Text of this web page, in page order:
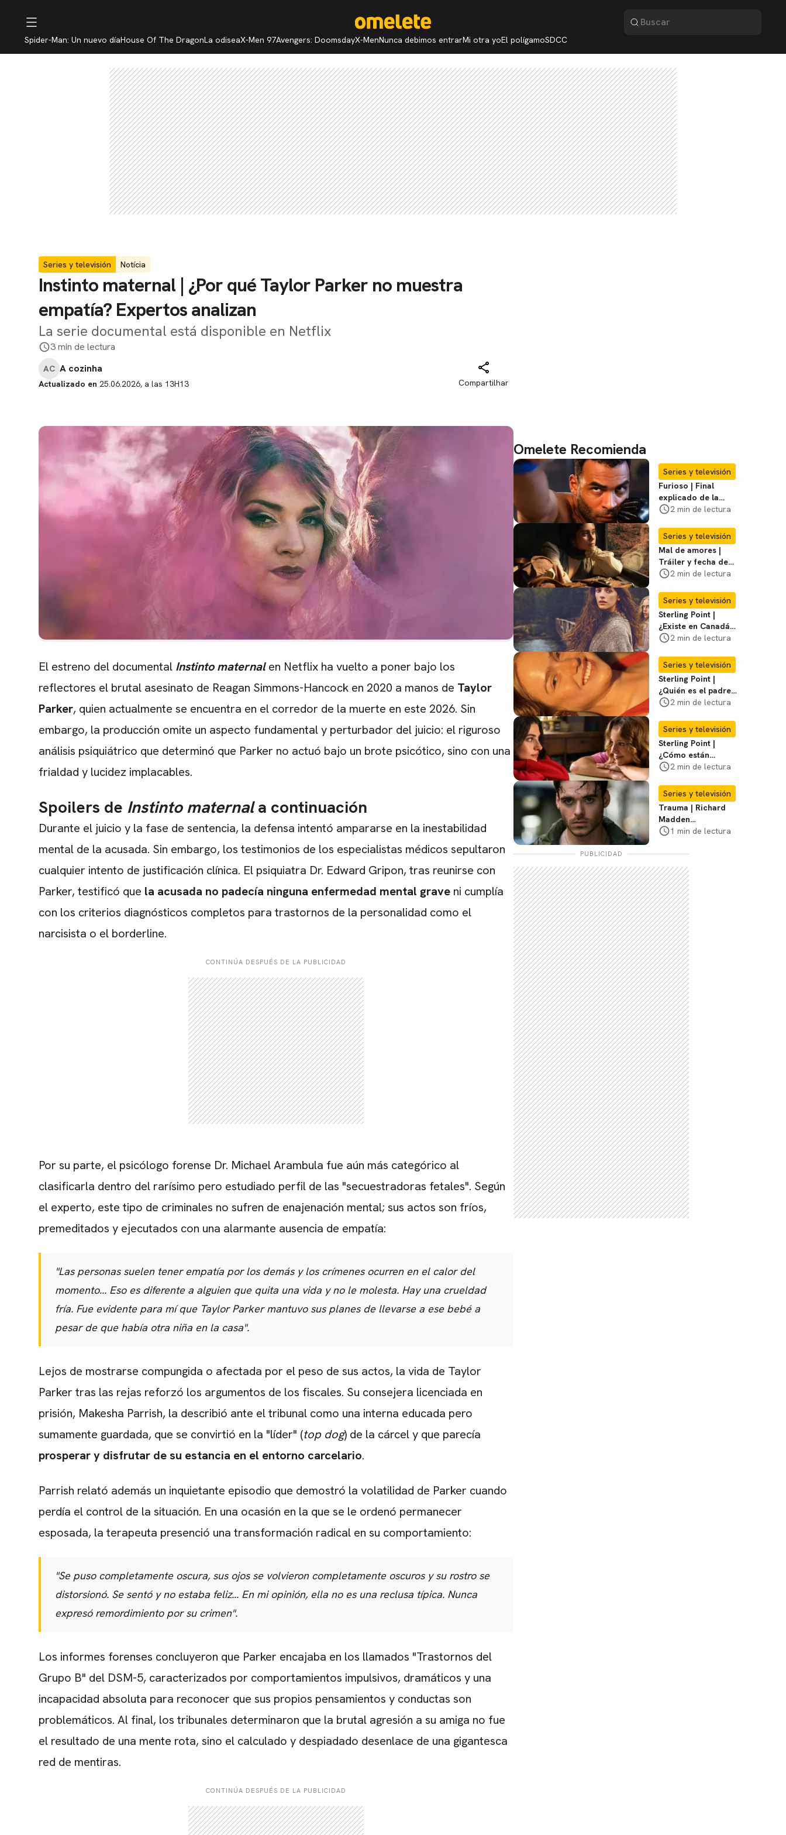
Spider-Man: Un nuevo díaHouse Of The DragonLa odiseaX-Men 97Avengers: DoomsdayX-MenNunca debimos entrarMi otra yoEl polígamoSDCC
Series y televisión Notícia
Instinto maternal | ¿Por qué Taylor Parker no muestra
empatía? Expertos analizan
La serie documental está disponible en Netflix
3 min de lectura
AC A cozinha
Actualizado en 25.06.2026, a las 13H13 Compartilhar
El estreno del documental Instinto maternalen Netflix ha vuelto a poner bajo los
reflectores el brutal asesinato de Reagan Simmons-Hancock en 2020 a manos de Taylor
Parker, quien actualmente se encuentra en el corredor de la muerte en este 2026. Sin
embargo, la producción omite un aspecto fundamental y perturbador del juicio: el riguroso
análisis psiquiátrico que determinó que Parker no actuó bajo un brote psicótico, sino con una
frialdad y lucidez implacables.
Spoilers de Instinto maternala continuación
Durante el juicio y la fase de sentencia, la defensa intentó ampararse en la inestabilidad
mental de la acusada. Sin embargo, los testimonios de los especialistas médicos sepultaron
cualquier intento de justificación clínica. El psiquiatra Dr. Edward Gripon, tras reunirse con
Parker, testificó que la acusada no padecía ninguna enfermedad mental grave ni cumplía
con los criterios diagnósticos completos para trastornos de la personalidad como el
narcisista o el borderline.
CONTINÚA DESPUÉS DE LA PUBLICIDAD
Por su parte, el psicólogo forense Dr. Michael Arambula fue aún más categórico al
clasificarla dentro del rarísimo pero estudiado perfil de las "secuestradoras fetales". Según
el experto, este tipo de criminales no sufren de enajenación mental; sus actos son fríos,
premeditados y ejecutados con una alarmante ausencia de empatía:
"Las personas suelen tener empatía por los demás y los crímenes ocurren en el calor del
momento... Eso es diferente a alguien que quita una vida y no le molesta. Hay una crueldad
fría. Fue evidente para mí que Taylor Parker mantuvo sus planes de llevarse a ese bebé a
pesar de que había otra niña en la casa".
Lejos de mostrarse compungida o afectada por el peso de sus actos, la vida de Taylor
Parker tras las rejas reforzó los argumentos de los fiscales. Su consejera licenciada en
prisión, Makesha Parrish, la describió ante el tribunal como una interna educada pero
sumamente guardada, que se convirtió en la "líder" (top dog) de la cárcel y que parecía
prosperar y disfrutar de su estancia en el entorno carcelario.
Parrish relató además un inquietante episodio que demostró la volatilidad de Parker cuando
perdía el control de la situación. En una ocasión en la que se le ordenó permanecer
esposada, la terapeuta presenció una transformación radical en su comportamiento:
"Se puso completamente oscura, sus ojos se volvieron completamente oscuros y su rostro se
distorsionó. Se sentó y no estaba feliz... En mi opinión, ella no es una reclusa típica. Nunca
expresó remordimiento por su crimen".
Los informes forenses concluyeron que Parker encajaba en los llamados "Trastornos del
Grupo B" del DSM-5, caracterizados por comportamientos impulsivos, dramáticos y una
incapacidad absoluta para reconocer que sus propios pensamientos y conductas son
problemáticos. Al final, los tribunales determinaron que la brutal agresión a su amiga no fue
el resultado de una mente rota, sino el calculado y despiadado desenlace de una gigantesca
red de mentiras.
CONTINÚA DESPUÉS DE LA PUBLICIDAD
Omelete Recomienda
Series y televisión
Furioso | Final
explicado de la
serie brasileña de
2 min de lectura
Series y televisión
Mal de amores |
Tráiler y fecha de
estreno de la nueva
2 min de lectura
Series y televisión
Sterling Point |
¿Existe en Canadá
la isla de la que
Entérate
2 min de lectura
Series y televisión
Sterling Point |
¿Quién es el padre
biológico de
decimos
2 min de lectura
Series y televisión
Sterling Point |
¿Cómo están
conectados Annie,
Te explicamos
2 min de lectura
Series y televisión
Trauma | Richard
Madden
protagonizará serie
1 min de lectura
PUBLICIDAD